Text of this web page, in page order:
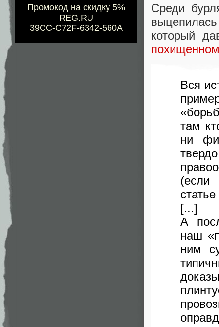
Промокод на скидку 5%
REG.RU
39CC-C72F-6342-560A
Среди
который
Вся
там
ни
(если
[...]
А
наш
ним